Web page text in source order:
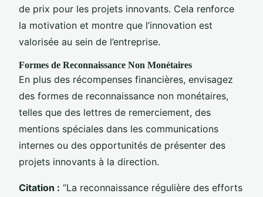
de prix pour les projets innovants. Cela renforce
la motivation et montre que l’innovation est
valorisée au sein de l’entreprise.
Formes de Reconnaissance Non Monétaires
En plus des récompenses financières, envisagez
des formes de reconnaissance non monétaires,
telles que des lettres de remerciement, des
mentions spéciales dans les communications
internes ou des opportunités de présenter des
projets innovants à la direction.
Citation : “La reconnaissance régulière des efforts